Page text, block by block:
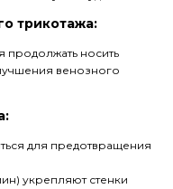
трикотажа:
продолжать носить
венозного
для предотвращения
укрепляют стенки